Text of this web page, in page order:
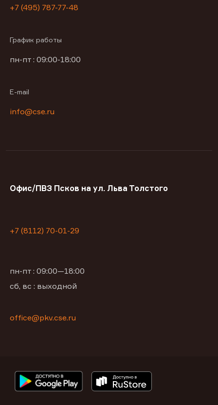
+7 (495) 787-77-48
График работы
пн-пт : 09:00-18:00
E-mail
info@cse.ru
Офис/ПВЗ Псков на ул. Льва Толстого
+7 (8112) 70-01-29
пн-пт : 09:00—18:00
сб, вс : выходной
office@pkv.cse.ru